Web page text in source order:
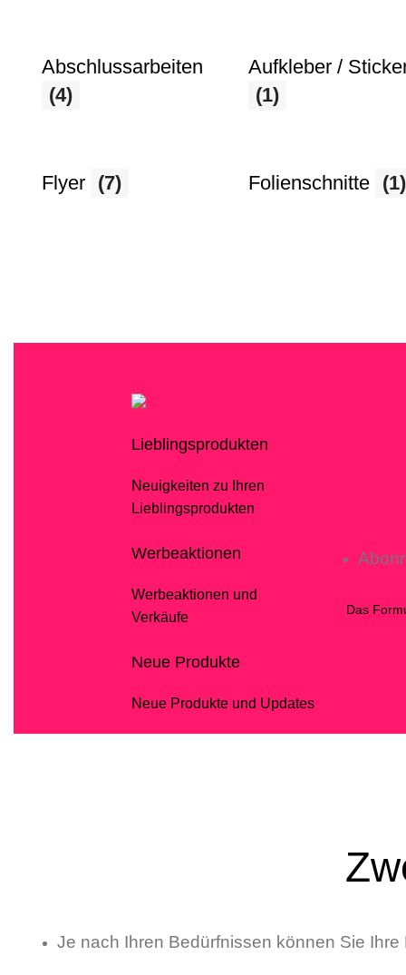
Abschlussarbeiten
(4)
Aufkleber /
(1)
Flyer (7) Folienschnitte (1)
Lieblingsprodukten
Neuigkeiten zu Ihren
Lieblingsprodukten
Werbeaktionen
Werbeaktionen und
Verkäufe
Neue Produkte
Neue Produkte und Updates
Das
Je nach Ihren Bedürfnissen können Sie